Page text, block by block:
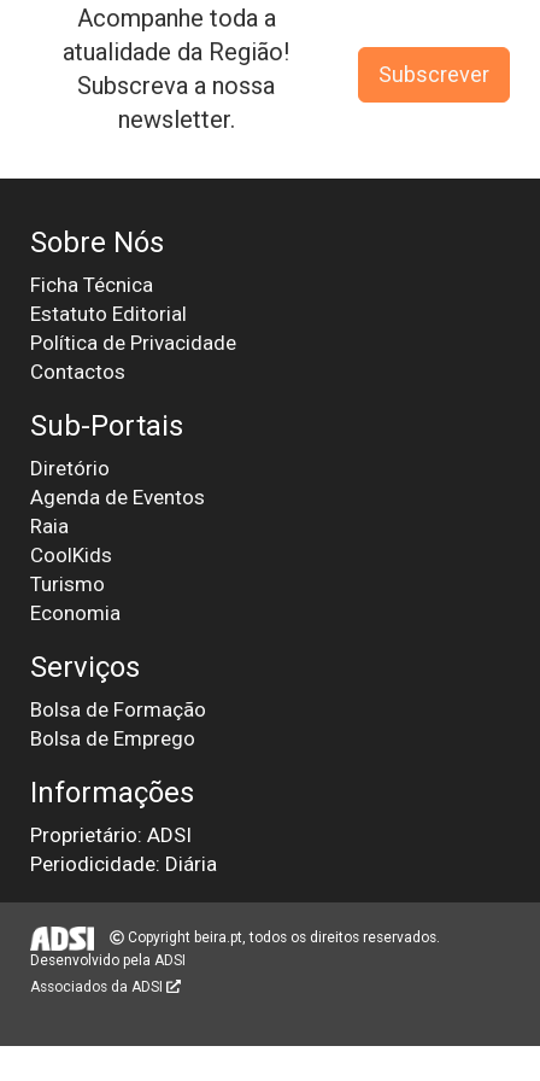
Acompanhe toda a
atualidade da Região!
Subscreva a nossa
newsletter.
Subscrever
Sobre Nós
Ficha Técnica
Estatuto Editorial
Política de Privacidade
Contactos
Sub-Portais
Diretório
Agenda de Eventos
Raia
CoolKids
Turismo
Economia
Serviços
Bolsa de Formação
Bolsa de Emprego
Informações
Proprietário: ADSI
Periodicidade: Diária
Copyright beira.pt, todos os direitos reservados.
Desenvolvido pela ADSI
Associados da ADSI